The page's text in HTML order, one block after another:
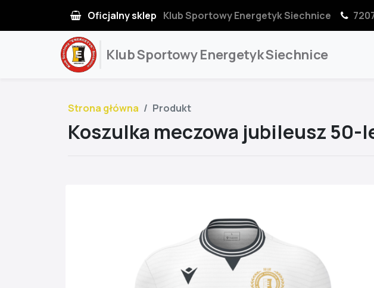
Oficjalny sklep Klub Sportowy Energetyk Siechnice
Klub Sportowy Energetyk Siechnice
Strona główna Produkt
Koszulka meczowa jubileusz